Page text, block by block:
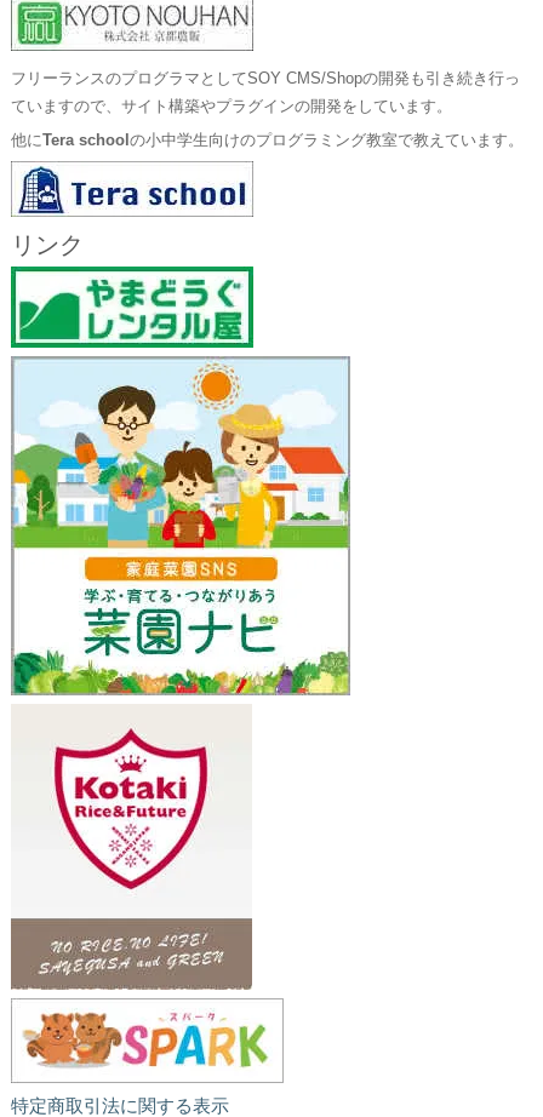
フリーランスのプログラマとしてSOY CMS/Shopの開発も引き続き行っ
ていますので、サイト構築やプラグインの開発をしています。
他にTera school の小中学生向けのプログラミング教室で教えています。
リンク
特定商取引法に関する表示